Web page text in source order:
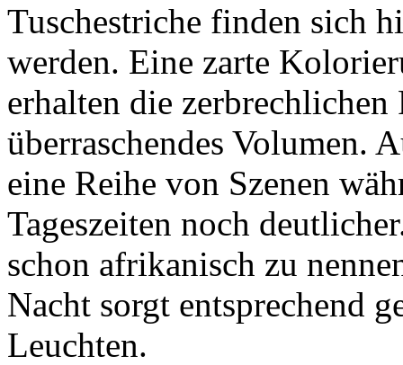
Tuschestriche finden sich
werden. Eine zarte
erhalten die zerbrechlichen
überraschendes Volumen.
eine Reihe von Szenen
Tageszeiten noch
schon afrikanisch zu
Nacht sorgt entsprechend
Leuchten.